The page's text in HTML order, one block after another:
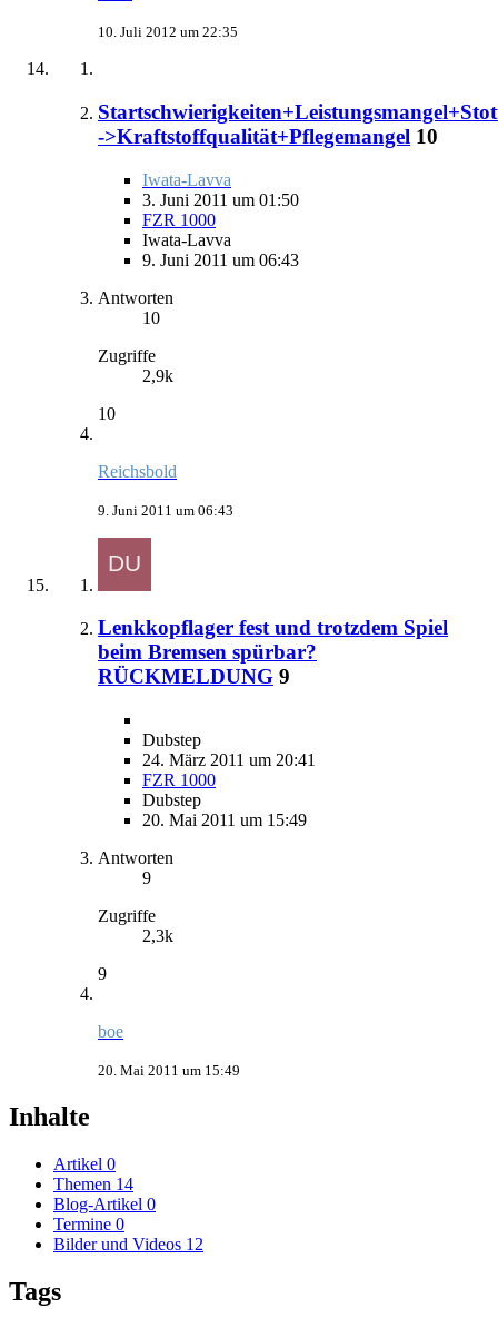
10. Juli 2012 um 22:35
->Kraftstoffqualität+Pflegemangel 10
Iwata-Lavva
3. Juni 2011 um 01:50
FZR 1000
Iwata-Lavva
9. Juni 2011 um 06:43
Antworten
10
Zugriffe
2,9k
10
Reichsbold
9. Juni 2011 um 06:43
Lenkkopflager fest und trotzdem Spiel
beim Bremsen spürbar?
RÜCKMELDUNG 9
Dubstep
24. März 2011 um 20:41
FZR 1000
Dubstep
20. Mai 2011 um 15:49
Antworten
9
Zugriffe
2,3k
9
boe
20. Mai 2011 um 15:49
Inhalte
Artikel 0
Themen 14
Blog-Artikel 0
Termine 0
Bilder und Videos 12
Tags